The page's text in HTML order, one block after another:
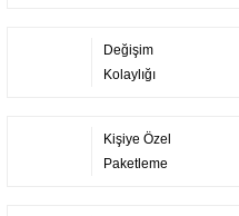
Değişim
Kolaylığı
Kişiye Özel
Paketleme